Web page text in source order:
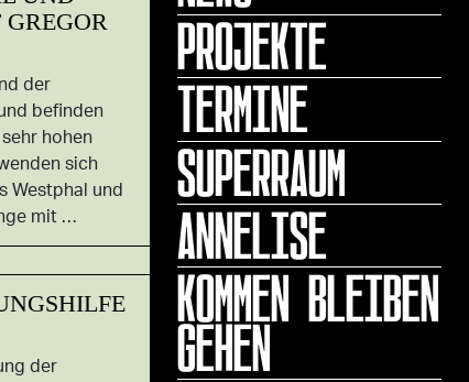
PROJEKTE
TERMINE
SUPERRAUM
ANNELISE
KOMMEN BLEIBEN
GEHEN
der
befinden
hohen
sich
Westphal und
mit …
der